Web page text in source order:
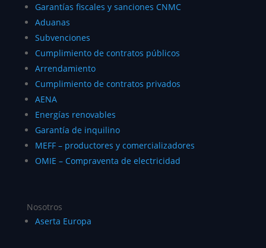
Garantías fiscales y sanciones CNMC
Aduanas
Subvenciones
Cumplimiento de contratos públicos
Arrendamiento
Cumplimiento de contratos privados
AENA
Energías renovables
Garantía de inquilino
MEFF – productores y comercializadores
OMIE – Compraventa de electricidad
Nosotros
Aserta Europa